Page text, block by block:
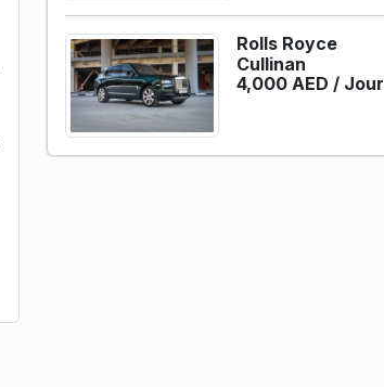
Rolls Royce
Cullinan
4,000 AED / Jour